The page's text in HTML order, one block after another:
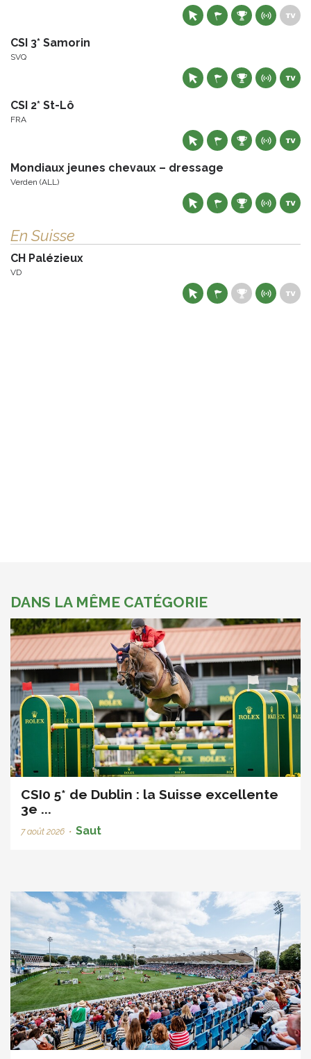
CSI 3* Samorin
SVQ
CSI 2* St-Lô
FRA
Mondiaux jeunes chevaux – dressage
Verden (ALL)
En Suisse
CH Palézieux
VD
DANS LA MÊME CATÉGORIE
CSI0 5* de Dublin : la Suisse excellente
3e ...
7 août 2026 • Saut